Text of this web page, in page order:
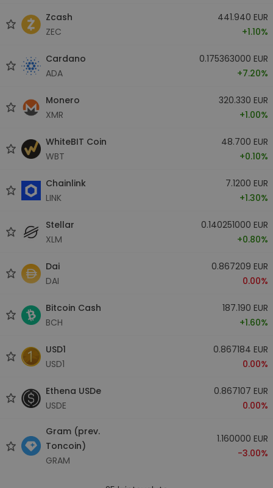
Zcash
ZEC
441.940 EUR
+1.10%
Cardano
ADA
0.175363000 EUR
+7.20%
Monero
XMR
320.330 EUR
+1.00%
WhiteBIT Coin
WBT
48.700 EUR
+0.10%
Chainlink
LINK
7.1200 EUR
+1.30%
Stellar
XLM
0.140251000 EUR
+0.80%
Dai
DAI
0.867209 EUR
0.00%
Bitcoin Cash
BCH
187.190 EUR
+1.60%
USD1
USD1
0.867184 EUR
0.00%
Ethena USDe
USDE
0.867107 EUR
0.00%
Gram (prev.
Toncoin)
GRAM
1.160000 EUR
-3.00%